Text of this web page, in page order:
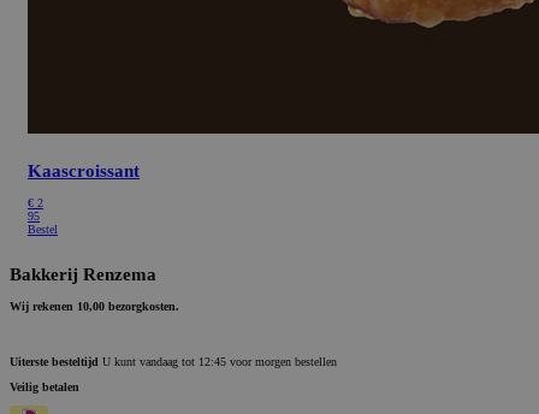
Kaascroissant
€ 2
95
Bestel
Bakkerij Renzema
Wij rekenen 10,00 bezorgkosten.
Uiterste besteltijd U kunt vandaag tot 12:45 voor morgen bestellen
Veilig betalen